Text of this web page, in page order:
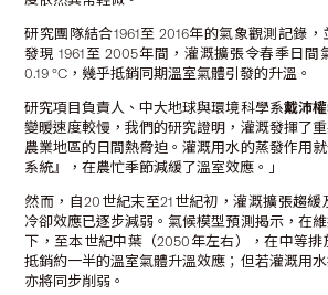
研究團隊結合1961至 2016年的氣象觀測記錄，
發現 1961至 2005年間，灌溉擴張令春季日間
0.19 °C，幾乎抵銷同期溫室氣體引發的升溫。
研究項目負責人、中大地球與環境科學系戴沛
變暖速度較慢，我們的研究證明，灌溉發揮了
農業地區的日間熱脅迫。灌溉用水的蒸發作用
系統』，在農忙季節減緩了溫室效應。」
然而，自20世紀末至21世紀初，灌溉擴張趨
冷卻效應已逐步減弱。氣候模型預測揭示，在
下，至本世紀中葉（2050年左右），在中等
抵銷約一半的溫室氣體升溫效應；但若灌溉用
亦將同步削弱。